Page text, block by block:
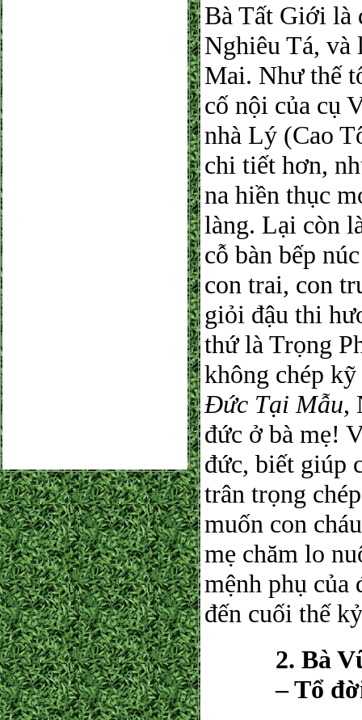
Bà Tất Giới là
Nghiêu Tá, và
Mai. Như thế
cố nội của cụ
nhà Lý (Cao
chi tiết hơn,
na hiền thục
làng. Lại còn
cỗ bàn bếp
con trai, con
giỏi đậu thi
thứ là Trọng
không chép
Đức Tại Mẫu,
đức ở bà mẹ!
đức, biết giúp
trân trọng
muốn con
mẹ chăm lo
mệnh phụ của
đến cuối thế
2. Bà
– Tổ